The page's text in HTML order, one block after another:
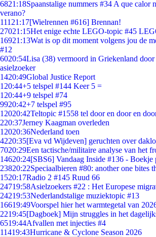
6821:18Spaanstalige nummers #34 A que calor
verano?
111 21:17[Wielrennen #616] Brennan!
27021:15Het enige echte LEGO-topic #45
16921:13Wat is op dit moment volgens jou de
#12
6020:54Lisa (38) vermoord in Griekenland door
asielzoeker
1420:49Global Justice Report
1 20:44+5 telspel #144 Keer 5 =
1 20:44+9 telspel #74
9920:42+7 telspel #95
12020:42Teltopic #1558 tel door en door en
220:37Jerney Kaagman overleden
12020:36Nederland toen
4220:35[Eva vd Wijdeven] geruchten over
7020:29Een tactische/militaire analyse van het
14620:24[SBS6] Vandaag Inside #136 - Boekje
23820:22Speciaalbieren #80: another one bites
1520:17Radio 2 #145 Ruud 66
24719:58Asielzoekers #22 : Het Europese
24219:53Nederlandstalige muziektopic #13
16619:49Voorspel hier het warmtegetal van
2219:45[Dagboek] Mijn struggles in het
6519:44Afvallen met injecties #4
11419:43Hurricane & Cyclone Season 2026